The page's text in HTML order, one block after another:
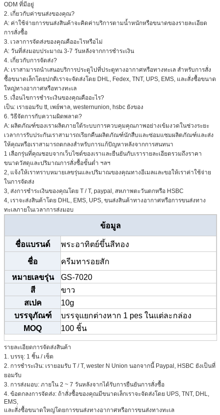
ODM ที่มีอยู่
2. เกี่ยวกับค่าขนส่งของคุณ?
A: ค่าใช้จ่ายการขนส่งสินค้าจะคิดค่าบริการตามน้ำหนักหรือขนาดของรายละเอียด
การสั่งซื้อ
3. เวลาการจัดส่งของคุณคืออะไรหรือไม่
A: วันที่ส่งมอบประมาณ 3-7 วันหลังจากการชำระเงิน
4. เกี่ยวกับการจัดส่ง?
A: เราสามารถนำเสนอบริการประตูไปที่ประตูทางอากาศหรือทางทะเล สำหรับการสั่ง
ซื้อขนาดเล็กโดยปกติเราจะจัดส่งโดย DHL, Fedex, TNT, UPS, EMS, และสั่งซื้อขนาด
ใหญ่ทางอากาศหรือทางทะเล
5. เงื่อนไขการชำระเงินของคุณคืออะไร?
เป็น: เรายอมรับ tt, เพย์พาล, westernunion, hsbc ยังของ
6. วิธีจัดการกับความผิดพลาด?
A: ผลิตภัณฑ์ของเราผลิตภายใต้ระบบการควบคุมคุณภาพอย่างเข้มงวดในช่วงระยะ
เวลาการรับประกันเราสามารถเรียกคืนผลิตภัณฑ์นักสืบและซ่อมแซมผลิตภัณฑ์และส่ง
ให้คุณหรือเราสามารถตกลงสำหรับการแก้ปัญหาหลังจากการสนทนา
1 เลือกรุ่นที่คุณชอบจากเว็บไซต์ของเราและยืนยันกับเรารายละเอียดรวมถึงราคา
ขนาดวัสดุและปริมาณการสั่งซื้อขั้นต่ำ ฯลฯ
2, แจ้งให้เราทราบหมายเลขรุ่นและปริมาณของคุณทางอีเมลและขอให้เราค่าใช้จ่าย
ในการจัดส่ง
3, ส่งการชำระเงินของคุณโดย T / T, paypal, สหภาพตะวันตกหรือ HSBC
4, เราจะส่งสินค้าโดย DHL, EMS, UPS, ขนส่งสินค้าทางอากาศหรือการขนส่งทาง
ทะเลภายในเวลาการส่งมอบ
ข้อมูล
ชื่อแบรนด์ พระอาทิตย์ขึ้นสีทอง
ชื่อ
ครีมทารอยสัก
หมายเลขรุ่น
GS-7020
สี
ขาว
สเปค
10g
บรรจุภัณฑ์
บรรจุแยกต่างหาก 1 pes ในแต่ละกล่อง
MOQ
100 ชิ้น
รายละเอียดการจัดส่งสินค้า
1. บรรจุ: 1 ชิ้น / เซ็ต
2. การชำระเงิน: เรายอมรับ T / T, wester N Union นอกจากนี้ Paypal, HSBC ยังเป็นที่
ยอมรับ
3. การส่งมอบ: ภายใน 2 ~ 7 วันหลังจากได้รับการยืนยันการสั่งซื้อ
4. ข้อตกลงการจัดส่ง: ถ้าสั่งซื้อของคุณมีขนาดเล็กเราจะจัดส่งโดย UPS, TNT, DHL,
EMS,
และสั่งซื้อขนาดใหญ่โดยการขนส่งทางอากาศหรือการขนส่งทางทะเล